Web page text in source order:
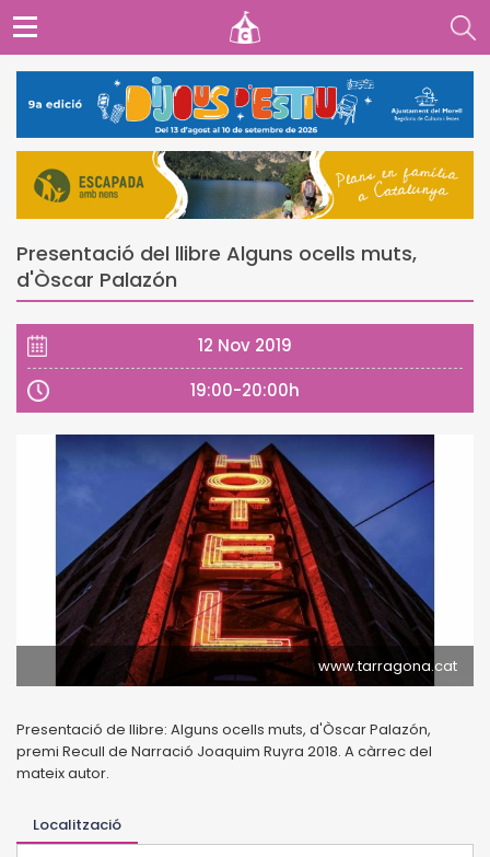
Presentació del llibre Alguns ocells muts,
d'Òscar Palazón
12 Nov 2019
19:00-20:00h
www.tarragona.cat
Presentació de llibre: Alguns ocells muts, d'Òscar Palazón,
premi Recull de Narració Joaquim Ruyra 2018. A càrrec del
mateix autor.
Localització